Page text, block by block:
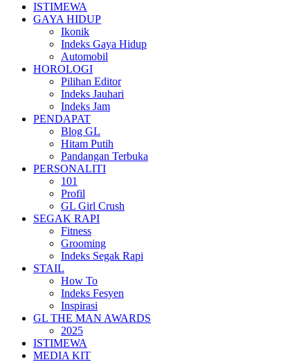
ISTIMEWA
GAYA HIDUP
Ikonik
Indeks Gaya Hidup
Automobil
HOROLOGI
Pilihan Editor
Indeks Jauhari
Indeks Jam
PENDAPAT
Blog GL
Hitam Putih
Pandangan Terbuka
PERSONALITI
101
Profil
GL Girl Crush
SEGAK RAPI
Fitness
Grooming
Indeks Segak Rapi
STAIL
How To
Indeks Fesyen
Inspirasi
GL THE MAN AWARDS
2025
ISTIMEWA
MEDIA KIT